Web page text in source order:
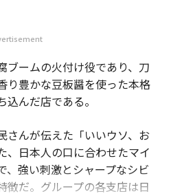
ブームの火付け役であり、刀
り豊かな豆板醤を使った本格
んだ店である。
さんが伝えた「いいウソ、お
、日本人の口に合わせたマイ
、強い刺激とシャープなシビ
徴だ。グループの各支店は日